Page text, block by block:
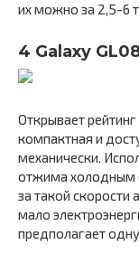
их можно за 2,5-6
4 Galaxy
Открывает
компактная и
механически.
отжима холодным
за такой скорости
мало
предполагает